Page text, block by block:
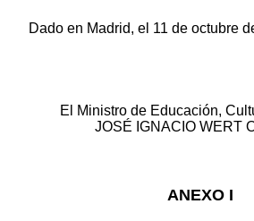
Dado en Madrid, el 11 de octubre
El Ministro de Educación,
JOSÉ IGNACIO WERT
ANEXO I